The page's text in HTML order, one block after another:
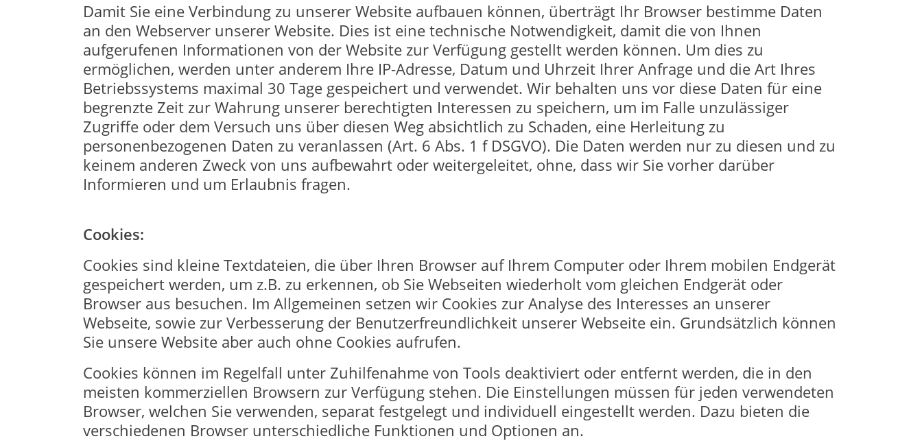
Damit Sie eine Verbindung zu unserer Website aufbauen können, überträgt Ihr Browser bestimme Daten
an den Webserver unserer Website. Dies ist eine technische Notwendigkeit, damit die von Ihnen
aufgerufenen Informationen von der Website zur Verfügung gestellt werden können. Um dies zu
ermöglichen, werden unter anderem Ihre IP-Adresse, Datum und Uhrzeit Ihrer Anfrage und die Art Ihres
Betriebssystems maximal 30 Tage gespeichert und verwendet. Wir behalten uns vor diese Daten für eine
begrenzte Zeit zur Wahrung unserer berechtigten Interessen zu speichern, um im Falle unzulässiger
Zugriffe oder dem Versuch uns über diesen Weg absichtlich zu Schaden, eine Herleitung zu
personenbezogenen Daten zu veranlassen (Art. 6 Abs. 1 f DSGVO). Die Daten werden nur zu diesen und zu
keinem anderen Zweck von uns aufbewahrt oder weitergeleitet, ohne, dass wir Sie vorher darüber
Informieren und um Erlaubnis fragen.
Cookies:
Cookies sind kleine Textdateien, die über Ihren Browser auf Ihrem Computer oder Ihrem mobilen Endgerät
gespeichert werden, um z.B. zu erkennen, ob Sie Webseiten wiederholt vom gleichen Endgerät oder
Browser aus besuchen. Im Allgemeinen setzen wir Cookies zur Analyse des Interesses an unserer
Webseite, sowie zur Verbesserung der Benutzerfreundlichkeit unserer Webseite ein. Grundsätzlich können
Sie unsere Website aber auch ohne Cookies aufrufen.
Cookies können im Regelfall unter Zuhilfenahme von Tools deaktiviert oder entfernt werden, die in den
meisten kommerziellen Browsern zur Verfügung stehen. Die Einstellungen müssen für jeden verwendeten
Browser, welchen Sie verwenden, separat festgelegt und individuell eingestellt werden. Dazu bieten die
verschiedenen Browser unterschiedliche Funktionen und Optionen an.